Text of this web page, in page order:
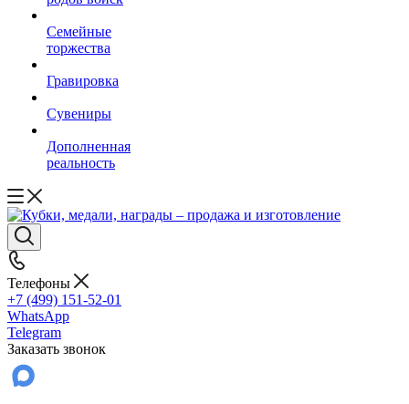
Семейные
торжества
Гравировка
Сувениры
Дополненная
реальность
Телефоны
+7 (499) 151-52-01
WhatsApp
Telegram
Заказать звонок